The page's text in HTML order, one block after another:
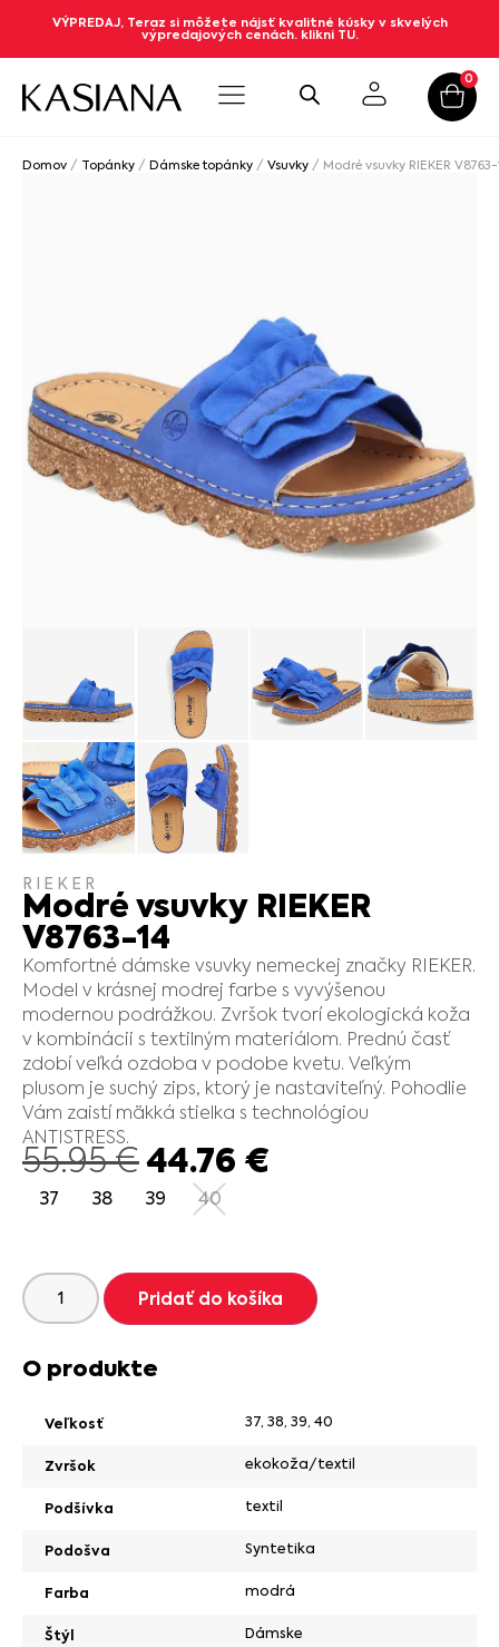
VÝPREDAJ, Teraz si môžete nájsť kvalitné kúsky v skvelých
výpredajových cenách. klikni TU.
0
Domov / Topánky / Dámske topánky / Vsuvky / Modré vsuvky RIEKER V8763-
RIEKER
Modré vsuvky RIEKER
V8763-14
Komfortné dámske vsuvky nemeckej značky RIEKER.
Model v krásnej modrej farbe s vyvýšenou
modernou podrážkou. Zvršok tvorí ekologická koža
v kombinácii s textilným materiálom. Prednú časť
zdobí veľká ozdoba v podobe kvetu. Veľkým
plusom je suchý zips, ktorý je nastaviteľný. Pohodlie
Vám zaistí mäkká stielka s technológiou
ANTISTRESS.
55.95€44.76 €
37 38 39 40
Pridať do košíka
O produkte
Veľkosť 37, 38, 39, 40
Zvršok ekokoža/textil
Podšívka textil
Podošva Syntetika
Farba modrá
Štýl Dámske